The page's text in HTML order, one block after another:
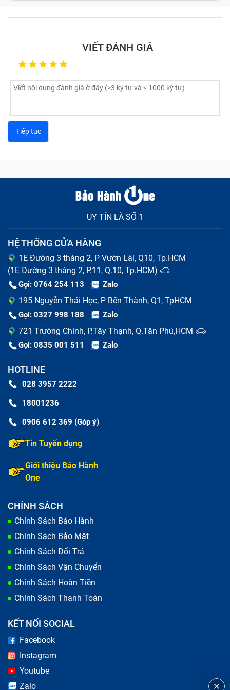
không ít phiền toái, rắc rối khi sử dụng; nghiêm trọng
thời. Vậy các lỗi, hỏng linh kiện cần mang sửa điện
thoại vỡ là gì?
Sửa chữa điện thoại vỡ bao gồm những gì?
Thay pin điện thoại vỡ
Pin điện thoại là linh kiện có tuổi thọ ngắn nhất so với
các bộ phận của máy. Khi pin của bạn có dấu hiệu
phồng rộp, chai lỳ, thời gian sử dụng ngắn thì báo hiệu
đã tới lúc thay pin cho chiếc điện thoại vỡ của bạn.
Nếu kéo dài tình trạng hỏng pin, có thể gây cháy nổ khi
sạc máy cũng như sử dụng.
Thay màn hình điện thoại vỡ
Trong quá trình sử dụng, điện thoại của bạn xuất hiện
khi vô tình bạn làm rơi dế yêu. Lỗi này làm giảm khả
hiệu thông báo đã đến lúc bạn nên đưa máy tới trung
tâm để kiểm tra và thực hiện thay màn hình.
VIẾT ĐÁNH GIÁ
UY TÍN LÀ SỐ 1
HỆ THỐNG CỬA HÀNG
1E Đường 3 tháng 2, P Vườn Lài, Q10, Tp.HCM
(1E Đường 3 tháng 2, P.11, Q.10, Tp.HCM)
Gọi: 0764 254 113 Zalo
195 Nguyễn Thái Học, P Bến Thành, Q1, TpHCM
Gọi: 0327 998 188 Zalo
721 Trường Chinh, P.Tây Thạnh, Q.Tân Phú,HCM
Gọi: 0835 001 511 Zalo
HOTLINE
028 3957 2222
18001236
0906 612 369 (Góp ý)
Tin Tuyển dụng
Giới thiệu Bảo Hành
One
CHÍNH SÁCH
Chính Sách Bảo Hành
Chính Sách Bảo Mật
Chính Sách Đổi Trả
Chính Sách Vận Chuyển
Chính Sách Hoàn Tiền
Chính Sách Thanh Toán
KẾT NỐI SOCIAL
Facebook
Instagram
Youtube
Zalo